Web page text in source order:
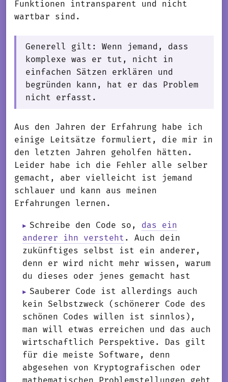
Funktionen intransparent und nicht
wartbar sind.
Generell gilt: Wenn jemand, dass
komplexe was er tut, nicht in
einfachen Sätzen erklären und
begründen kann, hat er das Problem
nicht erfasst.
Aus den Jahren der Erfahrung habe ich
einige Leitsätze formuliert, die mir in
den letzten Jahren geholfen hätten.
Leider habe ich die Fehler alle selber
gemacht, aber vielleicht ist jemand
schlauer und kann aus meinen
Erfahrungen lernen.
Schreibe den Code so, das ein
anderer ihn versteht . Auch dein
zukünftiges selbst ist ein anderer,
denn er wird nicht mehr wissen, warum
du dieses oder jenes gemacht hast
Sauberer Code ist allerdings auch
kein Selbstzweck (schönerer Code des
schönen Codes willen ist sinnlos),
man will etwas erreichen und das auch
wirtschaftlich Perspektive. Das gilt
für die meiste Software, denn
abgesehen von Kryptografischen oder